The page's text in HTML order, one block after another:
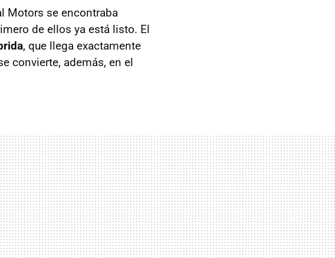
Motors se encontraba
de ellos ya está listo. El
, que llega exactamente
convierte, además, en el